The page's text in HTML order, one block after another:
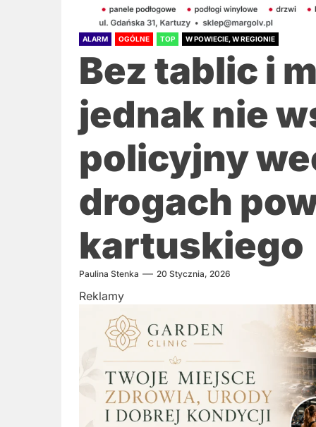
ALARM OGÓLNE TOP W POWIECIE, W REGIONIE
Bez tablic i
jednak nie
policyjny
drogach
kartuskiego
Paulina Stenka 20 Stycznia, 2026
Reklamy